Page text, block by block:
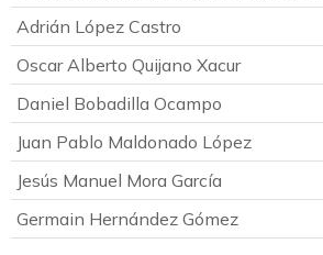
Adrián López Castro
Oscar Alberto Quijano Xacur
Daniel Bobadilla Ocampo
Juan Pablo Maldonado López
Jesús Manuel Mora García
Germain Hernández Gómez